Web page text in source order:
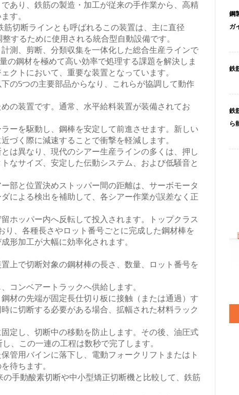
あり、鉄筋の製造・加工が従来の手作業から、高精
す。
切断ラインとも呼ばれるこの装置は、主に直径
するために使用される統合型自動設備です。
測、剪断、分類収集を一体化した総合生産ラインで
の鋼材を極めて高い効率で処理する課題を解決しま
クトにおいて、重要な装置となっています。
の5つの主要部品からなり、これらが協調して動作
の装置です。通常、水平給料装置が装備されてお
ーを駆動し、鋼棒を安定して前進させます。新しい
づく際に減速することで衝撃を軽減します。
は異なり、現代のシアー生産ラインの多くは、押し
なサイズ、安定した伝動システム、および低騒音と
部と位置決めストッパー間の距離は、サーボモータ
による検出を補助して、各シアー作業が誤差なく正
ホッパー内へ反転して投入されます。トップクラス
、各種長さやロット番号ごとに完成した鋼材棒を
形加工が大幅に効率化されます。
上で切断対象の鋼材棒の長さ、数量、ロット番号を
コンベアートラックへ供給します。
材の先端が固定長仕切り板に接触（または通過）す
に切断する必要がある場合、拡幅された材料ラック
定し、切断中の移動を防止します。その後、油圧式
、この一連の工程は数秒で完了します。
管用バインに落下し、電動フォークリフトまたはト
待ちます。
手動酸素切断や中小型矯正切断機と比較して、鉄筋
鋼
ガ
鉄
鉄
ら